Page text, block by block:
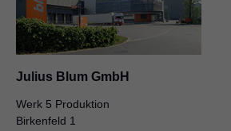
Julius Blum GmbH
Werk 5 Produktion
Birkenfeld 1